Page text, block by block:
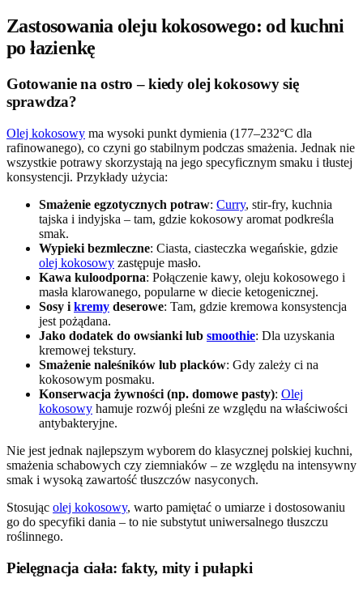
Zastosowania oleju kokosowego: od kuchni
po łazienkę
Gotowanie na ostro – kiedy olej kokosowy się
sprawdza?
Olej kokosowy ma wysoki punkt dymienia (177–232°C dla
rafinowanego), co czyni go stabilnym podczas smażenia. Jednak nie
wszystkie potrawy skorzystają na jego specyficznym smaku i tłustej
konsystencji. Przykłady użycia:
Smażenie egzotycznych potraw: Curry, stir-fry, kuchnia
tajska i indyjska – tam, gdzie kokosowy aromat podkreśla
smak.
Wypieki bezmleczne: Ciasta, ciasteczka wegańskie, gdzie
olej kokosowy zastępuje masło.
Kawa kuloodporna: Połączenie kawy, oleju kokosowego i
masła klarowanego, popularne w diecie ketogenicznej.
Sosy i kremy deserowe: Tam, gdzie kremowa konsystencja
jest pożądana.
Jako dodatek do owsianki lub smoothie: Dla uzyskania
kremowej tekstury.
Smażenie naleśników lub placków: Gdy zależy ci na
kokosowym posmaku.
Konserwacja żywności (np. domowe pasty): Olej
kokosowy hamuje rozwój pleśni ze względu na właściwości
antybakteryjne.
Nie jest jednak najlepszym wyborem do klasycznej polskiej kuchni,
smażenia schabowych czy ziemniaków – ze względu na intensywny
smak i wysoką zawartość tłuszczów nasyconych.
Stosując olej kokosowy, warto pamiętać o umiarze i dostosowaniu
go do specyfiki dania – to nie substytut uniwersalnego tłuszczu
roślinnego.
Pielęgnacja ciała: fakty, mity i pułapki